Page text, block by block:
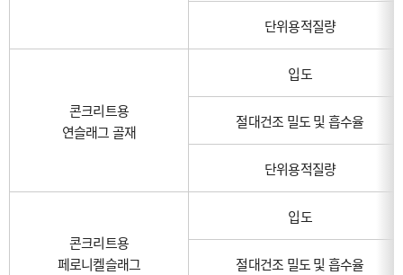
단위용적질량
콘크리트용
연슬래그 골재
입도
절대건조 밀도 및 흡수율
단위용적질량
콘크리트용
페로니켈슬래그
입도
절대건조 밀도 및 흡수율